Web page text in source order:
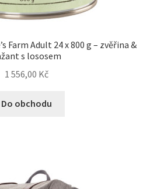
Farm Adult 24 x 800 g – zvěřina &
s lososem
1 556,00 Kč
Do obchodu